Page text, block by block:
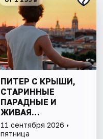
ПИТЕР С КРЫШИ,
СТАРИННЫЕ
ПАРАДНЫЕ И
ЖИВАЯ
КОММУНАЛКА
ДОВЛАТОВА
11 сентября 2026 •
пятница